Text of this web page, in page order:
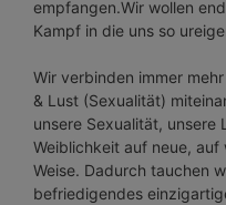
empfangen.Wir wollen
Kampf in die uns so
Wir verbinden immer
& Lust (Sexualität)
unsere Sexualität, unsere
Weiblichkeit auf neue,
Weise. Dadurch tauchen
befriedigendes